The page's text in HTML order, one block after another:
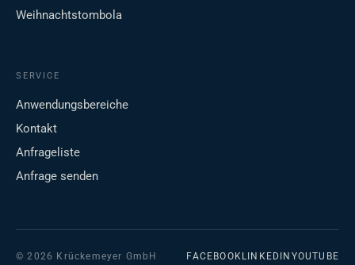
Weihnachtstombola
SERVICE
Anwendungsbereiche
Kontakt
Anfrageliste
Anfrage senden
© 2026 Krückemeyer GmbH FACEBOOK LINKEDIN YOUTUBE